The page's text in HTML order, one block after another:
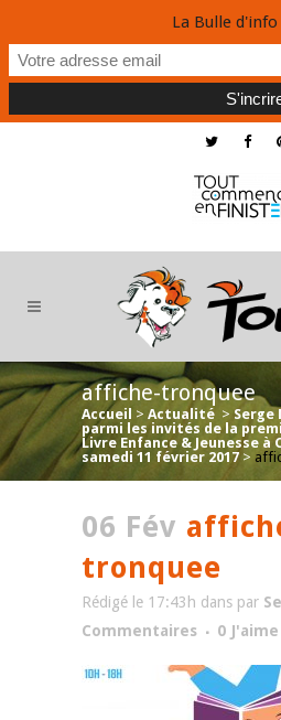
affiche-tronquee
Accueil > Actualité >
parmi les invités de la
Livre Enfance & Jeunesse à
samedi 11 février 2017 >
06 Fév
tronquee
Rédigé le 17:43h dans par
Commentaires
0 J'aime
La Bulle